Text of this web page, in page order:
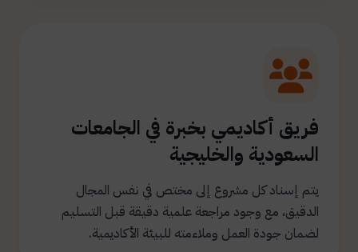
فريق أكاديمي بخبرة في الجامعات
السعودية والخليجية
يتم إسناد كل مشروع إلى مختص في نفس المجال
الدقيق، مع وجود مراجعة علمية دقيقة قبل التسليم
لضمان جودة العمل وملاءمته للبيئة الأكاديمية.